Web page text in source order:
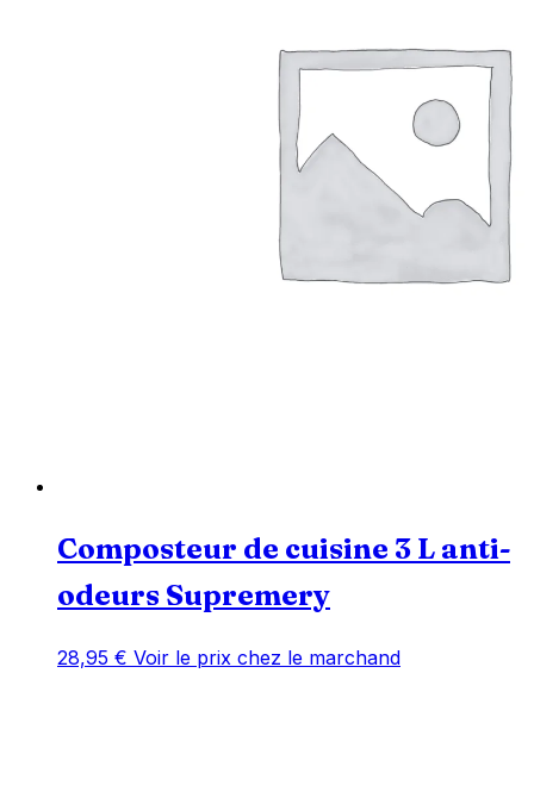
Composteur de cuisine 3 L anti-
odeurs Supremery
28,95 € Voir le prix chez le marchand